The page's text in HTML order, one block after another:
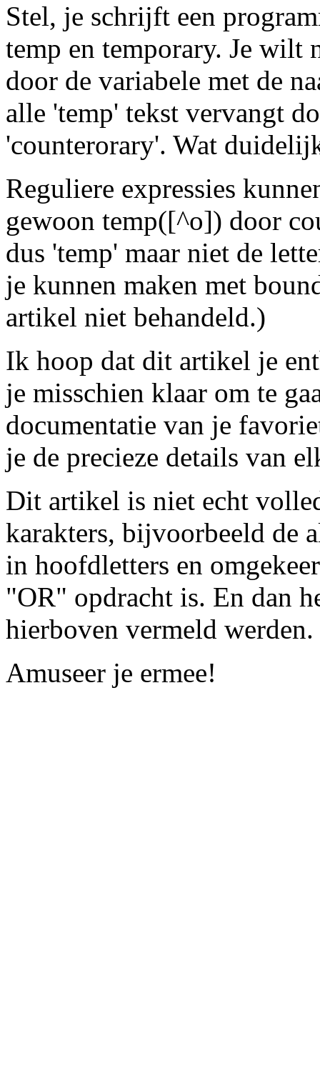
Stel, je schrijft een
temp en temporary. Je wilt
door de variabele met de
alle 'temp' tekst vervangt
'counterorary'. Wat
Reguliere expressies
gewoon temp([^o]) door
dus 'temp' maar niet de
je kunnen maken met
artikel niet behandeld.)
Ik hoop dat dit artikel je
je misschien klaar om te
documentatie van je
je de precieze details van
Dit artikel is niet echt
karakters, bijvoorbeeld de
in hoofdletters en
"OR" opdracht is. En dan
hierboven vermeld werden.
Amuseer je ermee!